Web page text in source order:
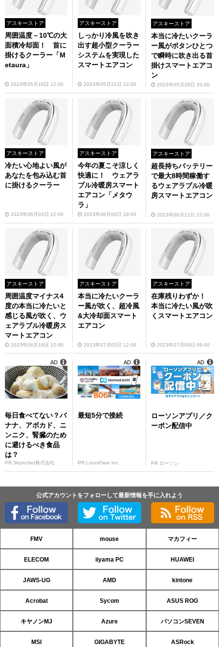
アスキーストア
周囲温度－10℃の大
面積冷却面！ 首に
掛けるクーラー「M
etaura」
2023年05月18日 12:00
アスキーストア
しっかり冷風を吹き
出す超小型クーラー
システムを実現した
スマートエアコン
2023年05月21日 12:00
アスキーストア
本当に冷たいクーラ
ー風がボタンひとつ
で瞬時に吹き出る首
掛けスマートエアコ
ン
2023年05月28日 20:00
アスキーストア
冷たい心地よい風が
あなたを包み込む首
に掛けるクーラー
2023年06月03日 12:00
アスキーストア
今年の夏こそ涼しく
快適に！ ウェアラ
ブル冷暖房スマート
エアコン「メタウ
ラ」
2023年06月06日 18:00
アスキーストア
超長持ちバッテリー
で最大8時間稼働す
るウェアラブル冷暖
房スマートエアコン
2023年06月11日 22:00
アスキーストア
周囲温度マイナス4
度の本当に冷たいと
感じる風が吹く、ウ
ェアラブル冷暖房ス
マートエアコン
2023年06月18日 12:00
アスキーストア
本当に冷たいクーラ
ー風が吹く、超冷風
&大冷却面スマート
エアコン
2023年07月02日 12:00
アスキーストア
在庫残りわずか！
本当に冷たい風が吹
くスマートエアコン
2023年07月09日 09:00
毎日食べてない？バ
ナナ、アボカド、ニ
ンニク、腎臓のため
に避けるべき食品
は？
PR Skyrocket株式会社
AD
最短5分で接続
PR LotusFlare Inc
AD
ローソンアプリ／ク
ーポン配信中
PR ローソン
AD
公式アカウントをフォローして最新情報を手に入れよう
FMV mouse マカフィー
ELECOM iiyama PC HUAWEI
JAWS-UG AMD kintone
Acrobat Sycom ASUS ROG
キヤノンMJ Azure パソコンSEVEN
MSI GIGABYTE ASRock